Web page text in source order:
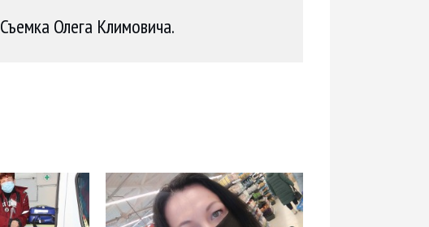
Съемка Олега Климовича.